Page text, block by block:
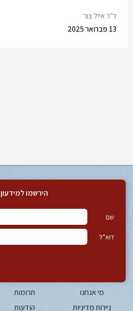
ד"ר אייל צור
13 פברואר 2025
הירשמו למידעון
שם
דוא”ל
מי אנחנו תרומות
ניירות מדיניות
הודעות